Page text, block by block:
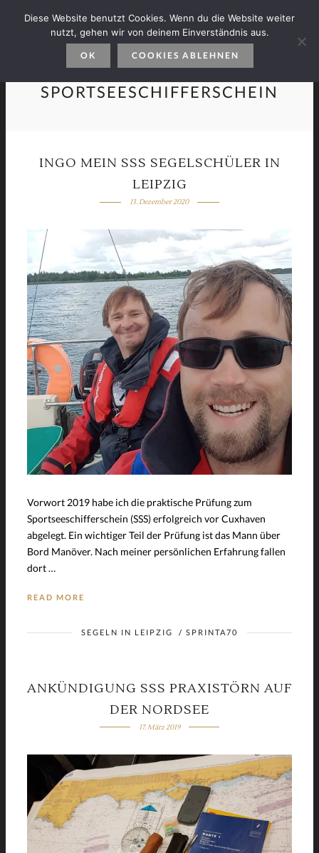
SPORTSEESCHIFFERSCHEIN
INGO MEIN SSS SEGELSCHÜLER IN
LEIPZIG
13. Dezember 2020
Vorwort 2019 habe ich die praktische Prüfung zum
Sportseeschifferschein (SSS) erfolgreich vor Cuxhaven
abgelegt. Ein wichtiger Teil der Prüfung ist das Mann über
Bord Manöver. Nach meiner persönlichen Erfahrung fallen
dort …
READ MORE
SEGELN IN LEIPZIG / SPRINTA70
ANKÜNDIGUNG SSS PRAXISTÖRN AUF
DER NORDSEE
17. März 2019
Diese Website benutzt Cookies. Wenn du die Website weiter
nutzt, gehen wir von deinem Einverständnis aus.
OK COOKIES ABLEHNEN